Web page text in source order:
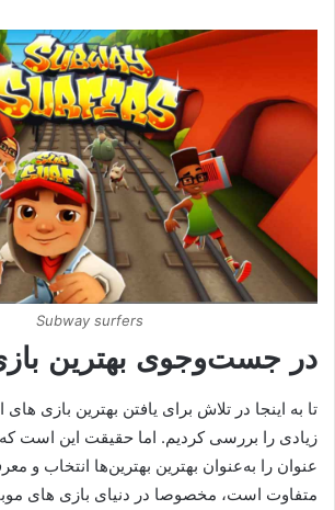
Subway surfers
در جست‌وجوی بهترین
تا به اینجا در تلاش برای یافتن بهترین بازی های
زیادی را بررسی کردیم. اما حقیقت این است
عنوان را به‌عنوان بهترین بهترین‌ها انتخاب و
متفاوت است، مخصوصا در دنیای بازی های